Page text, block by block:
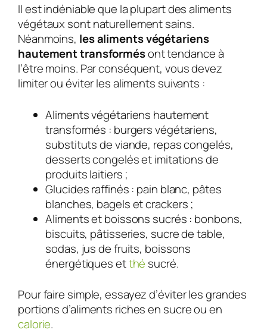
Il est indéniable que la plupart des aliments
végétaux sont naturellement sains.
Néanmoins, les aliments végétariens
hautement transformésont tendance à
l’être moins. Par conséquent, vous devez
limiter ou éviter les aliments suivants :
Aliments végétariens hautement
transformés : burgers végétariens,
substituts de viande, repas congelés,
desserts congelés et imitations de
produits laitiers ;
Glucides raffinés : pain blanc, pâtes
blanches, bagels et crackers ;
Aliments et boissons sucrés : bonbons,
biscuits, pâtisseries, sucre de table,
sodas, jus de fruits, boissons
énergétiques etthé sucré.
Pour faire simple, essayez d’éviter les grandes
portions d’aliments riches en sucre ou en
calorie.